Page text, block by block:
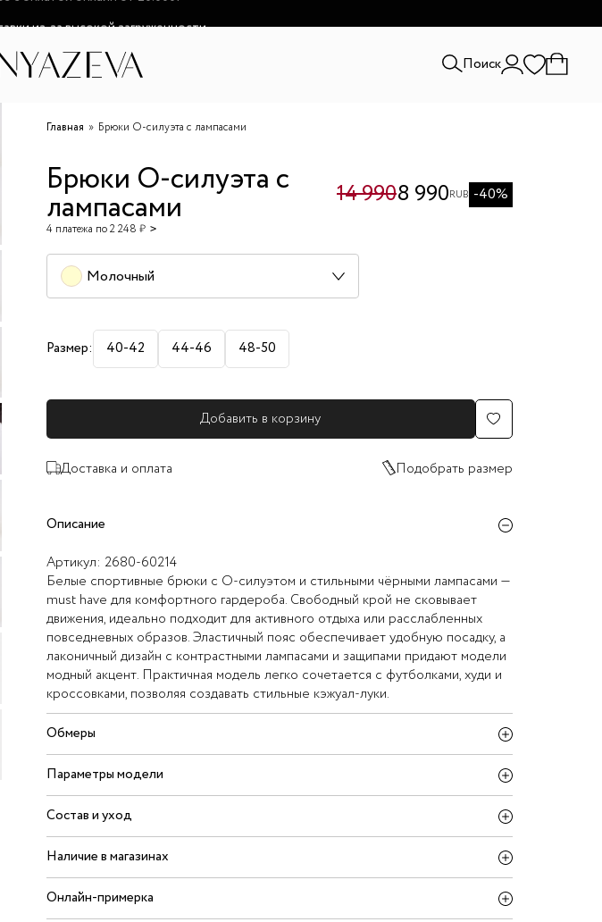
Поиск
Главная Брюки О-силуэта с лампасами
Брюки О-силуэта с
лампасами
4 платежа по 2 248 ₽
14 9908 990RUB -40%
Молочный
Размер: 40-42 44-46 48-50
Добавить в корзину
Доставка и оплата Подобрать размер
Описание
Артикул: 2680-60214
Белые спортивные брюки с О-силуэтом и стильными чёрными лампасами —
must have для комфортного гардероба. Свободный крой не сковывает
движения, идеально подходит для активного отдыха или расслабленных
повседневных образов. Эластичный пояс обеспечивает удобную посадку, а
лаконичный дизайн с контрастными лампасами и защипами придают модели
модный акцент. Практичная модель легко сочетается с футболками, худи и
кроссовками, позволяя создавать стильные кэжуал-луки.
Обмеры
Параметры модели
Состав и уход
Наличие в магазинах
Онлайн-примерка